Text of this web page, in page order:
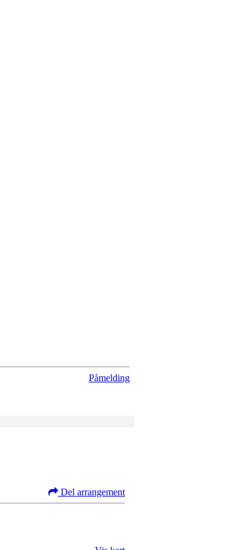
Påmelding
Del arrangement